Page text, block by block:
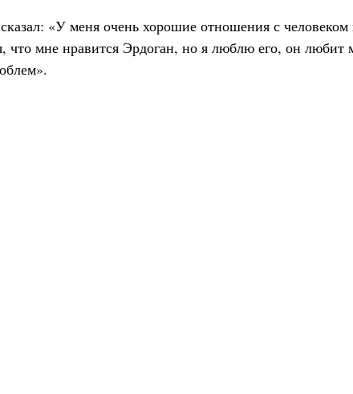
«У меня очень хорошие отношения с
что мне нравится Эрдоган, но я люблю его, он любит